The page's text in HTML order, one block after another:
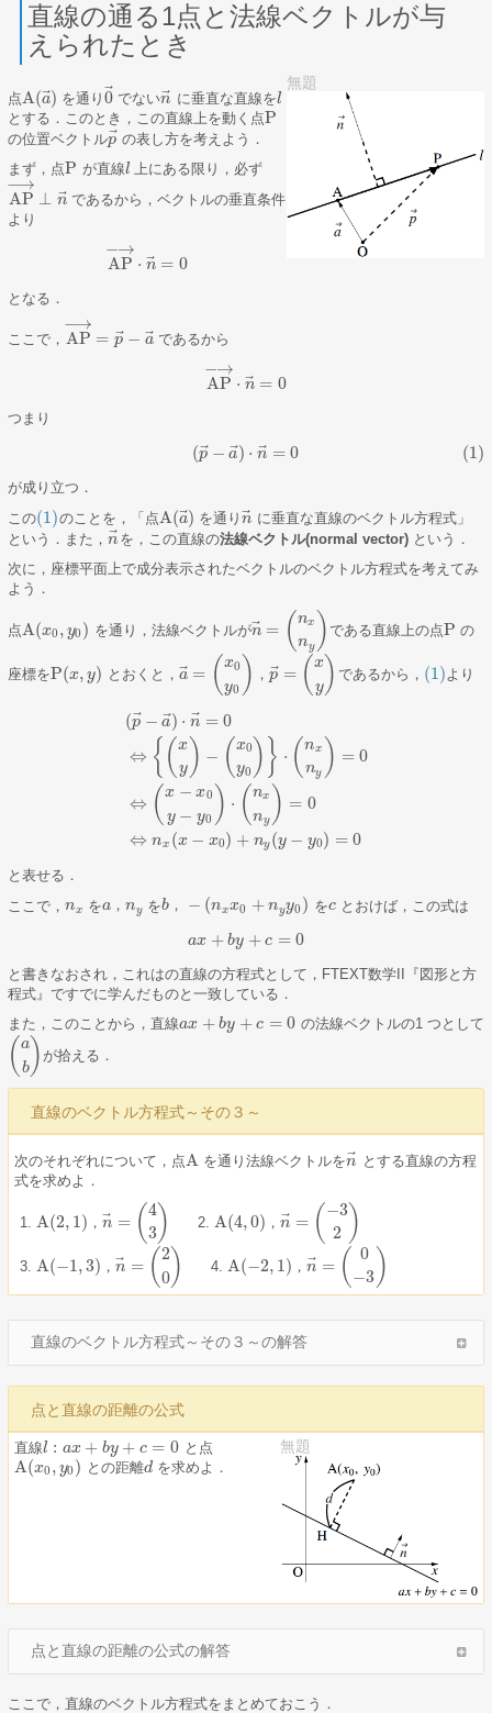
直線の通る1点と法線ベクトルが与
えられたとき
無題
点A(a⃗)
A(a→ を通り 0⃗
0→でないn⃗
n→に垂直な直線をl
l
とする．このとき，この直線上を動く点P
P
の位置ベクトルp ⃗
p→の表し方を考えよう．
まず，点P
P が直線l
l 上にある限り，必ず
AP
−→
⊥ n⃗
AP→⊥ n→であるから，ベクトルの垂直条件
より
AP
−→
⋅ n⃗ = 0
AP→ ⋅n→= 0
となる．
ここで， AP
−→
= p ⃗− a⃗
AP→=p→−a→であるから
AP
−→
⋅ n⃗ = 0
AP→ ⋅n→= 0
つまり
(p⃗ − a⃗) ⋅ n⃗ = 0 (1)
(1)(p→ −a →)⋅ n→ =
が成り立つ．
この(1)
(1) のことを，「点A(a⃗)
A(a→ を通り n⃗
n→に垂直な直線のベクトル方程式」
という．また， n⃗
n→を，この直線の法線ベクトル(normal vector) という．
次に，座標平面上で成分表示されたベクトルのベクトル方程式を考えてみ
よう．
点 A(x0 , y0 )
A(x0,y 0) を通り，法線ベクトルがn⃗ = ( nx
ny )
n→= n ny である直線上の点P
P の
座標をP(x, y)
P(x,y ) とおくと， a⃗ = ( x0
y0 ) ， p⃗ = (x
y )
a→= x )，p→=( xy であるから， (1)
(1) より
(p⃗ − a⃗) ⋅ n⃗ = 0
⇔ { (x
y ) − ( x0
y0 ) } ⋅ (nx
ny ) = 0
⇔ (x − x0
y − y0 ) ⋅ ( nx
ny ) = 0
⇔ nx (x − x0) + ny (y − y0) = 0
a → )⋅ n = ⇔{ x )− y )} ⋅(
と表せる．
ここで， nx
nx をa ，ny
a， ny をb ， − (nxx0 + nyy0 )
b ， −(n xx0+ny y0 ) をc
c とおけば，この式は
ax + by + c = 0
ax +by +c= 0
と書きなおされ，これはの直線の方程式として，FTEXT数学II『図形と方
程式』ですでに学んだものと一致している．
また，このことから，直線ax + by + c = 0
ax+ by +c =0 の法線ベクトルの1 つとして
( a
b )
( が拾える．
直線のベクトル方程式～その３～
次のそれぞれについて，点 A
A を通り法線ベクトルをn
n→とする直線の方程
式を求めよ．
A(2, 1 ) ， n⃗ = ( 4
3)
A(2,1 )， n →=(4 3 A(4, 0) ， n⃗ = ( −3
2
)
A(4,0 )， n →=(− 3
A(−1,3) ， n⃗ = ( 2
0)
A(−1,3) ，n →= (20 ) A(−2, 1) ，n⃗ = (
0
−3 )
A(−2,1) ，n →= (0− 3
直線のベクトル方程式～その３～の解答
点と直線の距離の公式
無題
直線l : ax + by + c = 0
l: a x+b y+ c=0 と点
A(x0 , y0 )
A(x0,y 0) との距離d
dを求めよ．
点と直線の距離の公式の解答
ここで，直線のベクトル方程式をまとめておこう．